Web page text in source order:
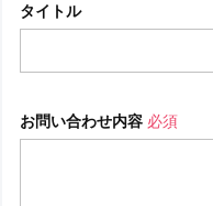
タイトル
お問い合わせ内容 必須